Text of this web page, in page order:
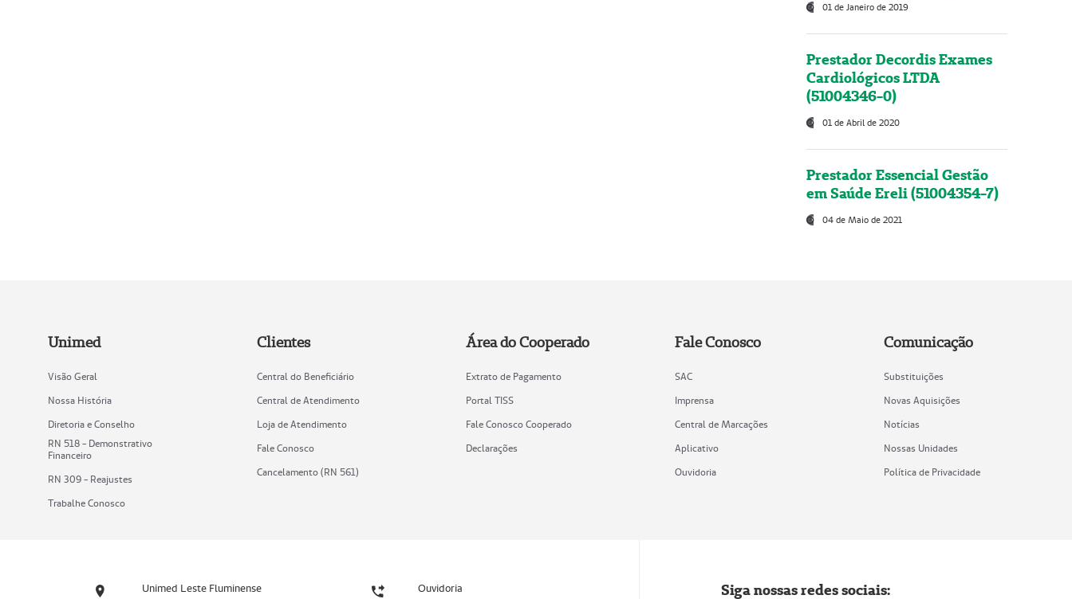
01 de Janeiro de 2019
Prestador Decordis Exames
Cardiológicos LTDA
(51004346-0)
01 de Abril de 2020
Prestador Essencial Gestão
em Saúde Ereli (51004354-7)
04 de Maio de 2021
Unimed
Visão Geral
Nossa História
Diretoria e Conselho
RN 518 - Demonstrativo
Financeiro
RN 309 - Reajustes
Trabalhe Conosco
Clientes
Central do Beneficiário
Central de Atendimento
Loja de Atendimento
Fale Conosco
Cancelamento (RN 561)
Área do Cooperado
Extrato de Pagamento
Portal TISS
Fale Conosco Cooperado
Declarações
Fale Conosco
SAC
Imprensa
Central de Marcações
Aplicativo
Ouvidoria
Comunicação
Substituições
Novas Aquisições
Notícias
Nossas Unidades
Política de Privacidade
Unimed Leste Fluminense Ouvidoria Siga nossas redes sociais: